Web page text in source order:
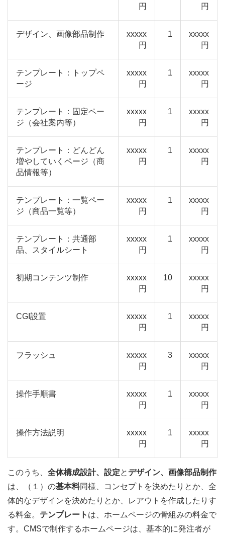
円
円
デザイン、画像部品制作
xxxxx
円
1
xxxxx
円
テンプレート：トップペ
ージ
xxxxx
円
1
xxxxx
円
テンプレート：固定ペー
ジ（会社案内等）
xxxxx
円
1
xxxxx
円
テンプレート：どんどん
増やしていくページ（商
品情報等）
xxxxx
円
1
xxxxx
円
テンプレート：一覧ペー
ジ（商品一覧等）
xxxxx
円
1
xxxxx
円
テンプレート：共通部
品、スタイルシート
xxxxx
円
1
xxxxx
円
初期コンテンツ制作
xxxxx
円
10
xxxxx
円
CGI設置
xxxxx
円
1
xxxxx
円
フラッシュ
xxxxx
円
3
xxxxx
円
操作手順書
xxxxx
円
1
xxxxx
円
操作方法説明
xxxxx
円
1
xxxxx
円
このうち、 全体構成設計、設定と デザイン、画像部品制作
は、（１）の基本料同様、コンセプトを決めたりとか、全
体的なデザインを決めたりとか、レアウトを作成したりす
る料金。 テンプレート は、ホームページの骨組みの料金で
す。CMSで制作するホームページは、基本的に発注者が